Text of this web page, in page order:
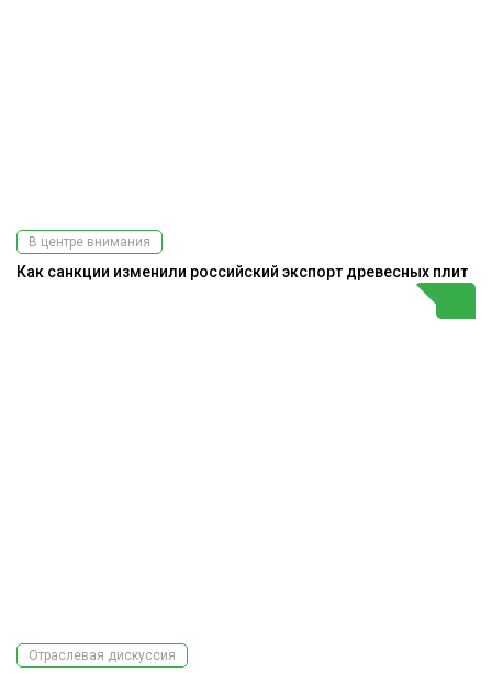
В центре внимания
Как санкции изменили российский экспорт древесных плит
Отраслевая дискуссия